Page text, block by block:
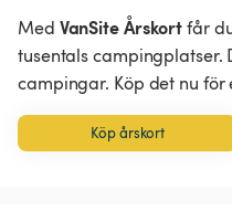
Med VanSite Årskortfår
tusentals campingplatser.
campingar. Köp det nu
Köp årskort